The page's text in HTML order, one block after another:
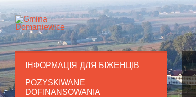
ІНФОРМАЦІЯ ДЛЯ БІЖЕНЦІВ
POZYSKIWANE
DOFINANSOWANIA